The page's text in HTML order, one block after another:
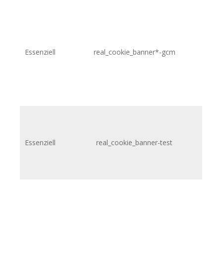
Essenziell real_cookie_banner*-gcm
Essenziell real_cookie_banner-test